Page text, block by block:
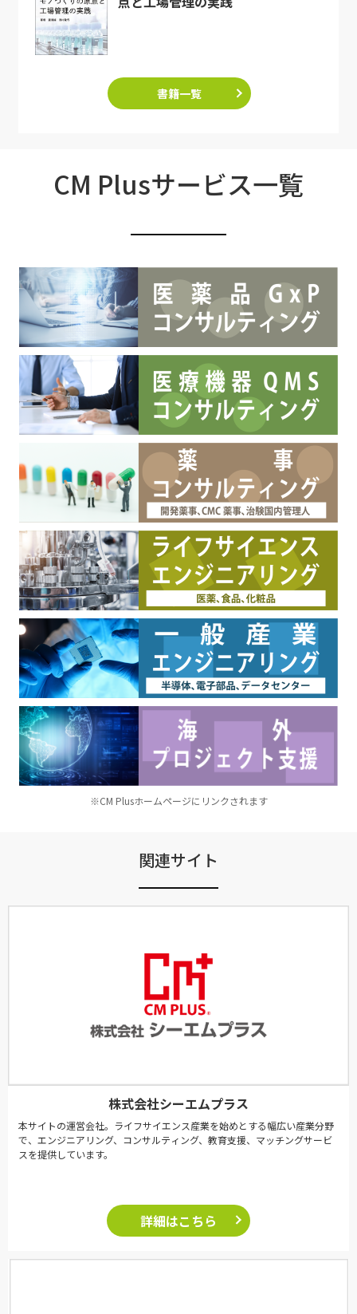
書籍一覧
CM Plusサービス一覧
※CM Plusホームページにリンクされます
関連サイト
株式会社シーエムプラス
本サイトの運営会社。ライフサイエンス産業を始めとする幅広い産業分野
で、エンジニアリング、コンサルティング、教育支援、マッチングサービ
スを提供しています。
詳細はこちら